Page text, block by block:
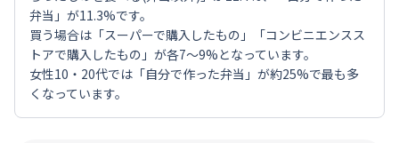
弁当」が11.3%です。
買う場合は「スーパーで購入したもの」「コンビニエンスス
トアで購入したもの」が各7～9%となっています。
女性10・20代では「自分で作った弁当」が約25%で最も多
くなっています。